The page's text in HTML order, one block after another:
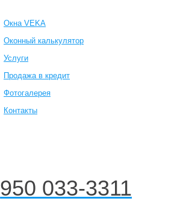
Окна VEKA
Оконный калькулятор
Услуги
Продажа в кредит
Фотогалерея
Контакты
950 033-3311